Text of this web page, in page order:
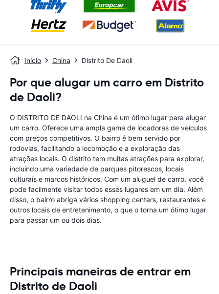
Início China Distrito De Daoli
Por que alugar um carro em Distrito
de Daoli?
O DISTRITO DE DAOLI na China é um ótimo lugar para alugar
um carro. Oferece uma ampla gama de locadoras de veículos
com preços competitivos. O bairro é bem servido por
rodovias, facilitando a locomoção e a exploração das
atrações locais. O distrito tem muitas atrações para explorar,
incluindo uma variedade de parques pitorescos, locais
culturais e marcos históricos. Com um aluguel de carro, você
pode facilmente visitar todos esses lugares em um dia. Além
disso, o bairro abriga vários shopping centers, restaurantes e
outros locais de entretenimento, o que o torna um ótimo lugar
para passar um ou dois dias.
Principais maneiras de entrar em
Distrito de Daoli